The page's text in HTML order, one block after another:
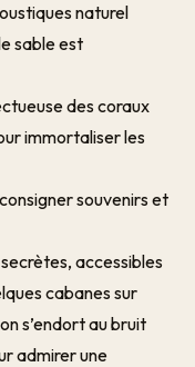
naturel
sable est
des coraux
immortaliser les
souvenirs et
accessibles
cabanes sur
s’endort au bruit
admirer une